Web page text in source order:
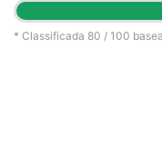
* Classificada 80 / 100